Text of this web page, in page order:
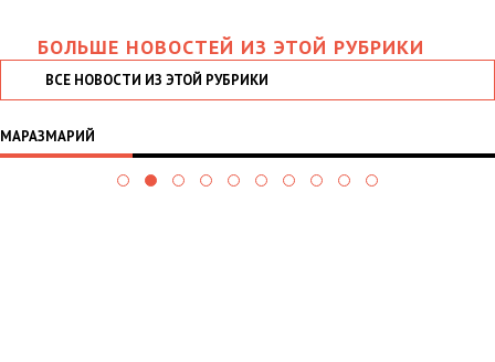
БОЛЬШЕ НОВОСТЕЙ ИЗ ЭТОЙ РУБРИКИ
ВСЕ НОВОСТИ ИЗ ЭТОЙ РУБРИКИ
МАРАЗМАРИЙ